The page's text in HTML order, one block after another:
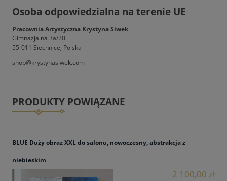
Osoba odpowiedzialna na terenie UE
Pracownia Artystyczna Krystyna Siwek
Gimnazjalna 3a/20
55-011 Siechnice, Polska
shop@krystynasiwek.com
PRODUKTY POWIĄZANE
BLUE Duży obraz XXL do salonu, nowoczesny, abstrakcja z
niebieskim
2 100,00 zł